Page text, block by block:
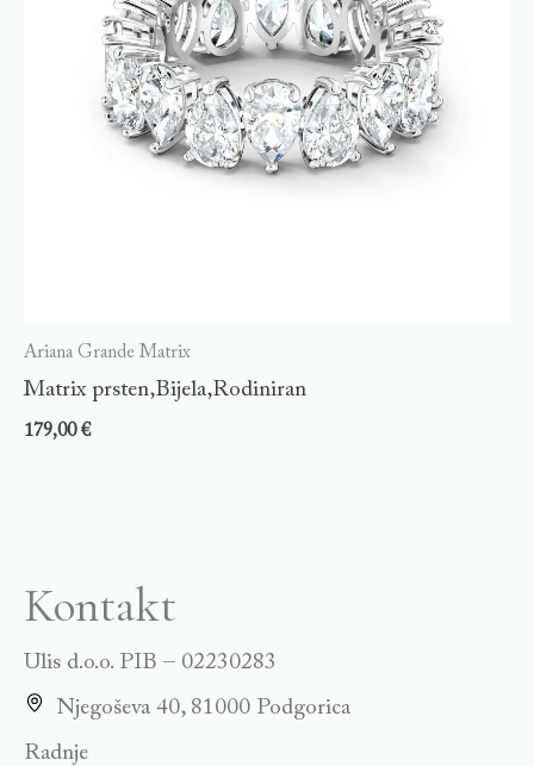
Ariana Grande Matrix
Matrix prsten,Bijela,Rodiniran
179,00€
Kontakt
Ulis d.o.o. PIB – 02230283
Njegoševa 40, 81000 Podgorica
Radnje